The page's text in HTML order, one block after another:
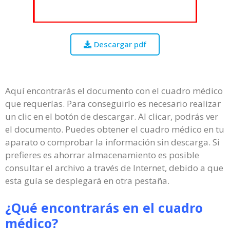
Descargar pdf
Aquí encontrarás el documento con el cuadro médico
que requerías. Para conseguirlo es necesario realizar
un clic en el botón de descargar. Al clicar, podrás ver
el documento. Puedes obtener el cuadro médico en tu
aparato o comprobar la información sin descarga. Si
prefieres es ahorrar almacenamiento es posible
consultar el archivo a través de Internet, debido a que
esta guía se desplegará en otra pestaña.
¿Qué encontrarás en el cuadro
médico?